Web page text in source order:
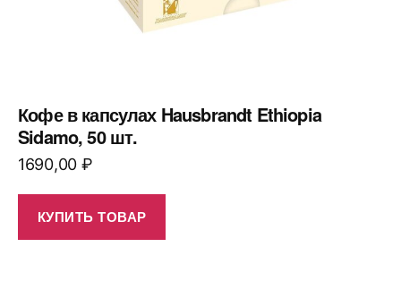
Кофе в капсулах Hausbrandt Ethiopia
Sidamo, 50 шт.
1690,00 ₽
КУПИТЬ ТОВАР